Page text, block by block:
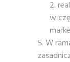
w
W